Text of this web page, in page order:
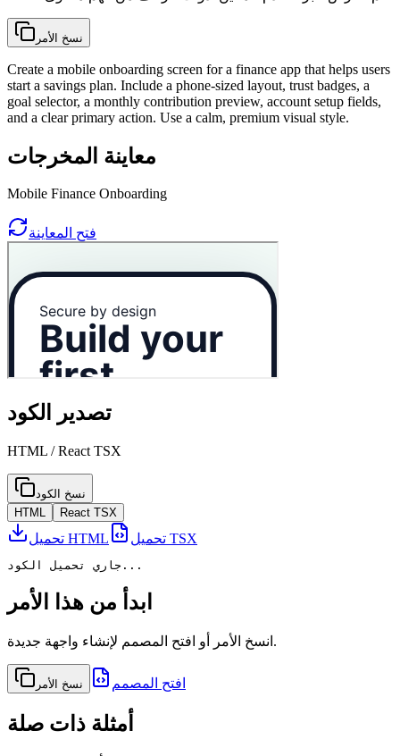
نسخ الأمر
Create a mobile onboarding screen for a finance app that helps users
start a savings plan. Include a phone-sized layout, trust badges, a
goal selector, a monthly contribution preview, account setup fields,
and a clear primary action. Use a calm, premium visual style.
معاينة المخرجات
Mobile Finance Onboarding
فتح المعاينة
تصدير الكود
HTML / React TSX
نسخ الكود
HTML
React TSX
تحميل HTML تحميل TSX
جاري تحميل الكود...
ابدأ من هذا الأمر
انسخ الأمر أو افتح المصمم لإنشاء واجهة جديدة.
نسخ الأمر افتح المصمم
أمثلة ذات صلة